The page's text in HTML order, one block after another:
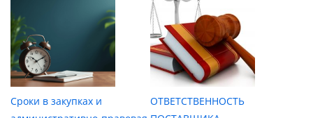
Сроки в закупках и
ОТВЕТСТВЕННОСТЬ